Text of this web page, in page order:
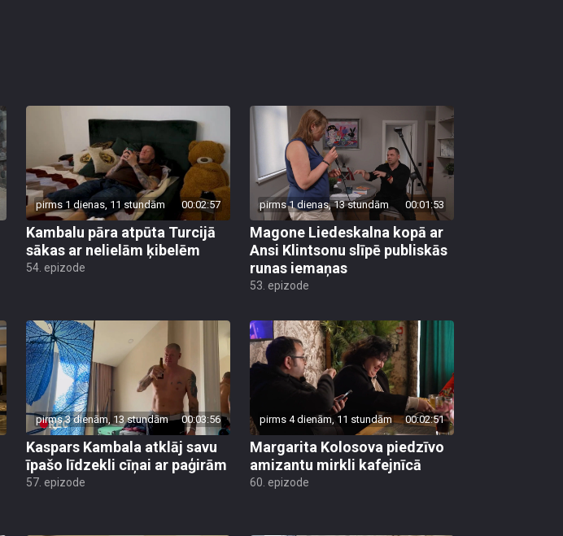
pirms 1 dienas, 11 stundām 00:02:57
Kambalu pāra atpūta Turcijā
sākas ar nelielām ķibelēm
54. epizode
pirms 1 dienas, 13 stundām 00:01:53
Magone Liedeskalna kopā ar
Ansi Klintsonu slīpē publiskās
runas iemaņas
53. epizode
pirms 3 dienām, 13 stundām 00:03:56
Kaspars Kambala atklāj savu
īpašo līdzekli cīņai ar paģirām
57. epizode
pirms 4 dienām, 11 stundām 00:02:51
Margarita Kolosova piedzīvo
amizantu mirkli kafejnīcā
60. epizode